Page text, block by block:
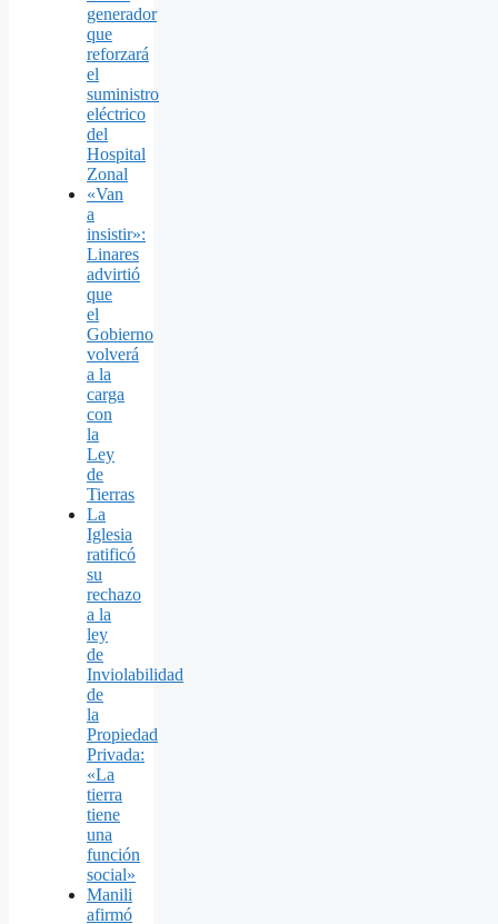
generador
que
reforzará
el
suministro
eléctrico
del
Hospital
Zonal
«Van
a
insistir»:
Linares
advirtió
que
el
Gobierno
volverá
a la
carga
con
la
Ley
de
Tierras
La
Iglesia
ratificó
su
rechazo
a la
ley
de
Inviolabilidad
de
la
Propiedad
Privada:
«La
tierra
tiene
una
función
social»
Manili
afirmó